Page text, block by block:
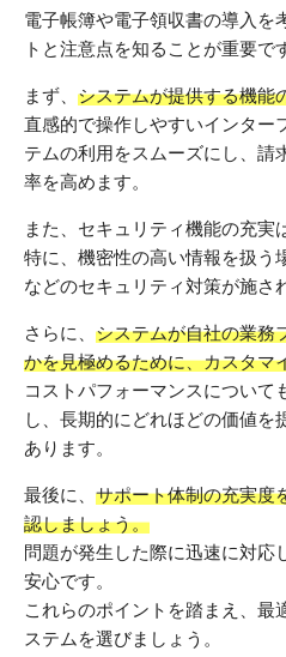
電子帳簿や電子領収書の導入を
トと注意点を知ることが重要で
まず、 システムが提供する機能
直感的で操作しやすいインター
テムの利用をスムーズにし、請
率を高めます。
また、セキュリティ機能の充実
特に、機密性の高い情報を扱う
などのセキュリティ対策が施さ
さらに、 システムが自社の業務
かを見極めるために、カスタマ
コストパフォーマンスについて
し、長期的にどれほどの価値を
あります。
最後に、 サポート体制の充実度
認しましょう。
問題が発生した際に迅速に対応
安心です。
これらのポイントを踏まえ、最
ステムを選びましょう。